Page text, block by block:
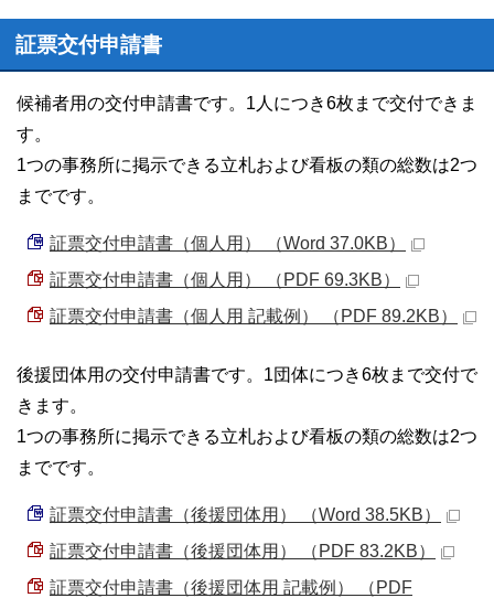
証票交付申請書
候補者用の交付申請書です。1人につき6枚まで交付できま
す。
1つの事務所に掲示できる立札および看板の類の総数は2つ
までです。
証票交付申請書（個人用） （Word 37.0KB）
証票交付申請書（個人用） （PDF 69.3KB）
証票交付申請書（個人用 記載例） （PDF 89.2KB）
後援団体用の交付申請書です。1団体につき6枚まで交付で
きます。
1つの事務所に掲示できる立札および看板の類の総数は2つ
までです。
証票交付申請書（後援団体用） （Word 38.5KB）
証票交付申請書（後援団体用） （PDF 83.2KB）
証票交付申請書（後援団体用 記載例） （PDF